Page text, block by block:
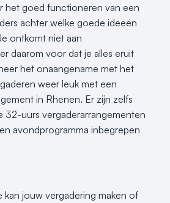
het goed functioneren van een
achter welke goede ideeën
ontkomt niet aan
daarom voor dat je alles eruit
het onaangename met het
weer leuk met een
in Rhenen. Er zijn zelfs
32-uurs vergaderarrangementen
avondprogramma inbegrepen
kan jouw vergadering maken of